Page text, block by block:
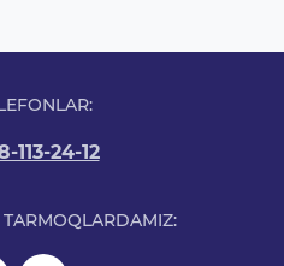
113-24-12